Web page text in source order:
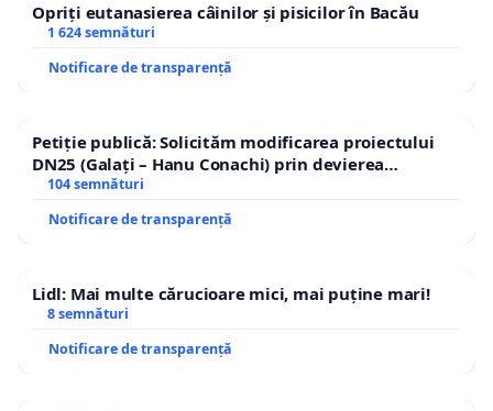
Opriți eutanasierea câinilor și pisicilor în Bacău
1 624 semnături
Notificare de transparență
Petiție publică: Solicităm modificarea proiectului
DN25 (Galați – Hanu Conachi) prin devierea
traseului în afara localităților!
104 semnături
Notificare de transparență
Lidl: Mai multe cărucioare mici, mai puține mari!
8 semnături
Notificare de transparență